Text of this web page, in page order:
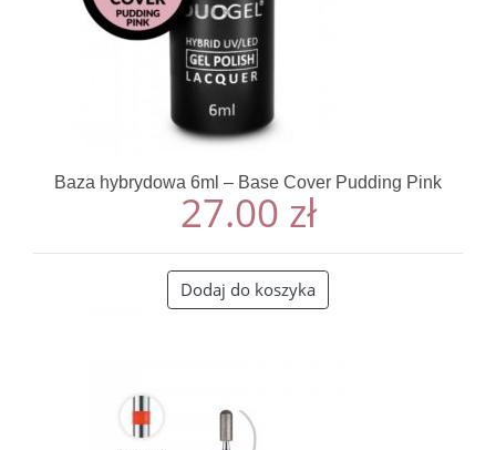
Baza hybrydowa 6ml – Base Cover Pudding Pink
27.00 zł
Dodaj do koszyka